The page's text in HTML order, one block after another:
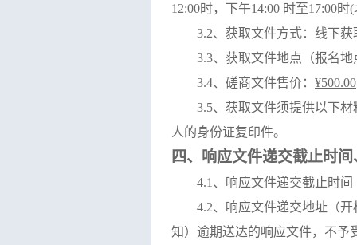
12:00时，下午14:00 时至17:00
3.2、获取文件方式：线下获
3.3、获取文件地点（报名地
3.4、磋商文件售价： ¥500.00
3.5、获取文件须提供以下
人的身份证复印件。
四、响应文件递交截止时
4.1、响应文件递交截止时
4.2、响应文件递交地址（
知）逾期送达的响应文件，不予